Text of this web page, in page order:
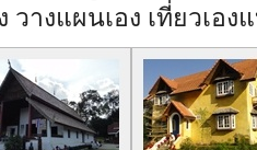
วางแผนเอง เที่ยวเอ